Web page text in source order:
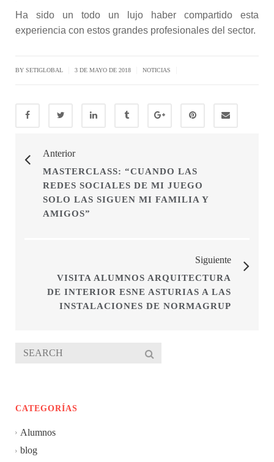
Ha sido un todo un lujo haber compartido esta
experiencia con estos grandes profesionales del sector.
BY SETIGLOBAL 3 DE MAYO DE 2018 NOTICIAS
Anterior
MASTERCLASS: “CUANDO LAS
REDES SOCIALES DE MI JUEGO
SOLO LAS SIGUEN MI FAMILIA Y
AMIGOS”
Siguiente
VISITA ALUMNOS ARQUITECTURA
DE INTERIOR ESNE ASTURIAS A LAS
INSTALACIONES DE NORMAGRUP
CATEGORÍAS
Alumnos
blog